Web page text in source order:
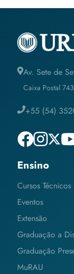
Av. Sete de
Caixa Postal
+55 (54)
Ensino
Cursos Técnicos
Eventos
Extensão
Graduação a
Graduação
MuRAU